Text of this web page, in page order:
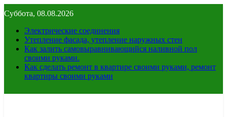
к
содержимому
Суббота, 08.08.2026
Электрические соединения
Утепление фасада, утепление наружных стен
Как залить самовыравнивающийся наливной пол
своими руками.
Как сделать ремонт в квартире своими руками, ремонт
квартиры своими руками